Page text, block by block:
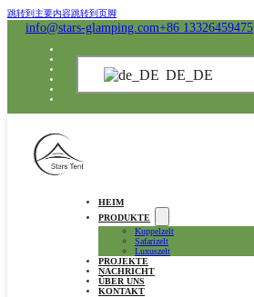
跳转到主要内容跳转到页脚
info@stars-glamping.com+86 13326459475
DE_DE
HEIM
PRODUKTE
Kuppelzelt
Safarizelt
Luxuszelt
PROJEKTE
NACHRICHT
ÜBER UNS
KONTAKT